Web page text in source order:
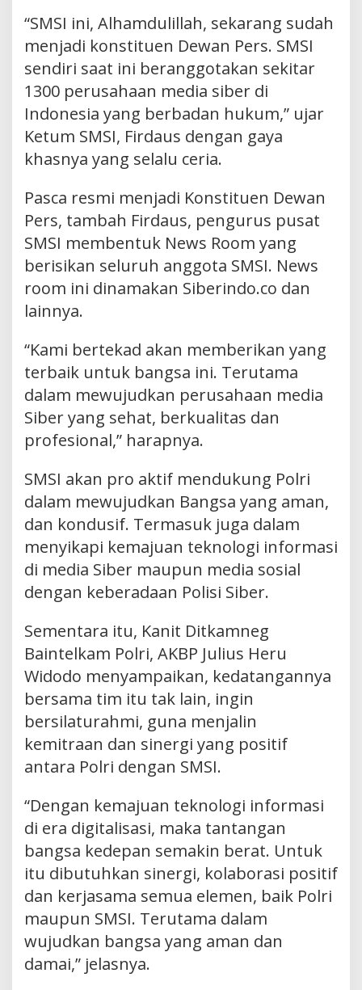
“SMSI ini, Alhamdulillah, sekarang sudah
menjadi konstituen Dewan Pers. SMSI
sendiri saat ini beranggotakan sekitar
1300 perusahaan media siber di
Indonesia yang berbadan hukum,” ujar
Ketum SMSI, Firdaus dengan gaya
khasnya yang selalu ceria.
Pasca resmi menjadi Konstituen Dewan
Pers, tambah Firdaus, pengurus pusat
SMSI membentuk News Room yang
berisikan seluruh anggota SMSI. News
room ini dinamakan Siberindo.co dan
lainnya.
“Kami bertekad akan memberikan yang
terbaik untuk bangsa ini. Terutama
dalam mewujudkan perusahaan media
Siber yang sehat, berkualitas dan
profesional,” harapnya.
SMSI akan pro aktif mendukung Polri
dalam mewujudkan Bangsa yang aman,
dan kondusif. Termasuk juga dalam
menyikapi kemajuan teknologi informasi
di media Siber maupun media sosial
dengan keberadaan Polisi Siber.
Sementara itu, Kanit Ditkamneg
Baintelkam Polri, AKBP Julius Heru
Widodo menyampaikan, kedatangannya
bersama tim itu tak lain, ingin
bersilaturahmi, guna menjalin
kemitraan dan sinergi yang positif
antara Polri dengan SMSI.
“Dengan kemajuan teknologi informasi
di era digitalisasi, maka tantangan
bangsa kedepan semakin berat. Untuk
itu dibutuhkan sinergi, kolaborasi positif
dan kerjasama semua elemen, baik Polri
maupun SMSI. Terutama dalam
wujudkan bangsa yang aman dan
damai,” jelasnya.